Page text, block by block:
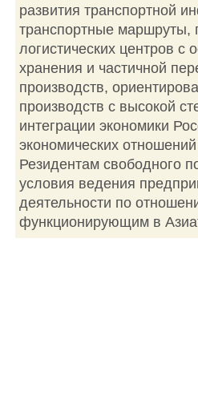
развития транспортной
транспортные маршруты,
логистических центров с
хранения и частичной
производств,
производств с высокой
интеграции экономики
экономических
Резидентам свободного
условия ведения
деятельности по
функционирующим в